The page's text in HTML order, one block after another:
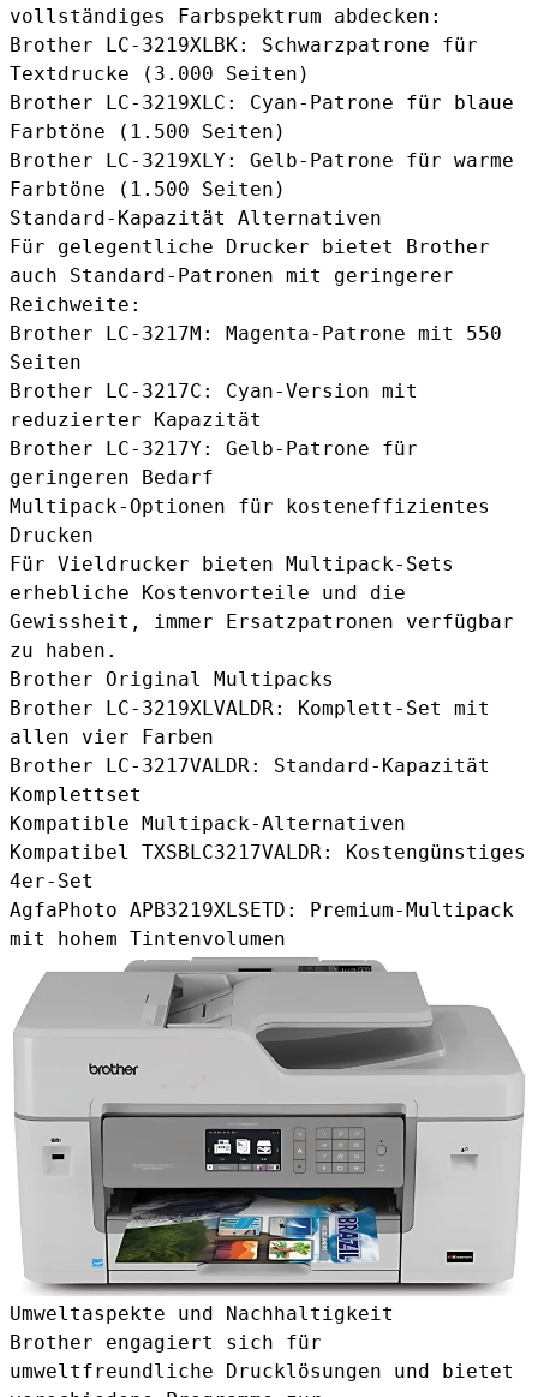
vollständiges Farbspektrum abdecken:
Brother LC-3219XLBK: Schwarzpatrone für
Textdrucke (3.000 Seiten)
Brother LC-3219XLC : Cyan-Patrone für blaue
Farbtöne (1.500 Seiten)
Brother LC-3219XLY: Gelb-Patrone für warme
Farbtöne (1.500 Seiten)
Standard-Kapazität Alternativen
Für gelegentliche Drucker bietet Brother
auch Standard-Patronen mit geringerer
Reichweite:
Brother LC-3217M : Magenta-Patrone mit 550
Seiten
Brother LC-3217C : Cyan-Version mit
reduzierter Kapazität
Brother LC-3217Y: Gelb-Patrone für
geringeren Bedarf
Multipack-Optionen für kosteneffizientes
Drucken
Für Vieldrucker bieten Multipack-Sets
erhebliche Kostenvorteile und die
Gewissheit, immer Ersatzpatronen verfügbar
zu haben.
Brother Original Multipacks
Brother LC-3219XLVALDR : Komplett-Set mit
allen vier Farben
Brother LC-3217VALDR : Standard-Kapazität
Komplettset
Kompatible Multipack-Alternativen
Kompatibel TXSBLC3217VALDR : Kostengünstiges
4er-Set
AgfaPhoto APB3219XLSETD : Premium-Multipack
mit hohem Tintenvolumen
Umweltaspekte und Nachhaltigkeit
Brother engagiert sich für
umweltfreundliche Drucklösungen und bietet